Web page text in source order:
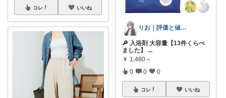
コレ いいね
りお｜評価と値段でくらべる
🔎 入浴剤 大容量【13件くらべ
ました】 ...
￥ 1,480～
0 0 0
コレ いいね